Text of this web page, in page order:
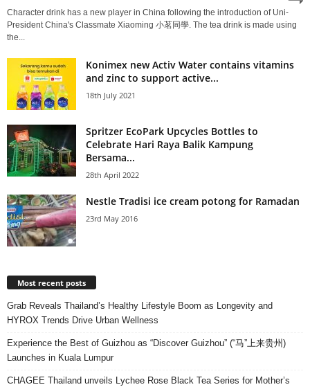
Character drink has a new player in China following the introduction of Uni-
President China's Classmate Xiaoming 小茗同學. The tea drink is made using
the...
Konimex new Activ Water contains vitamins
and zinc to support active...
18th July 2021
Spritzer EcoPark Upcycles Bottles to
Celebrate Hari Raya Balik Kampung
Bersama...
28th April 2022
Nestle Tradisi ice cream potong for Ramadan
23rd May 2016
Most recent posts
Grab Reveals Thailand’s Healthy Lifestyle Boom as Longevity and
HYROX Trends Drive Urban Wellness
Experience the Best of Guizhou as “Discover Guizhou” (“马”上来贵州)
Launches in Kuala Lumpur
CHAGEE Thailand unveils Lychee Rose Black Tea Series for Mother’s